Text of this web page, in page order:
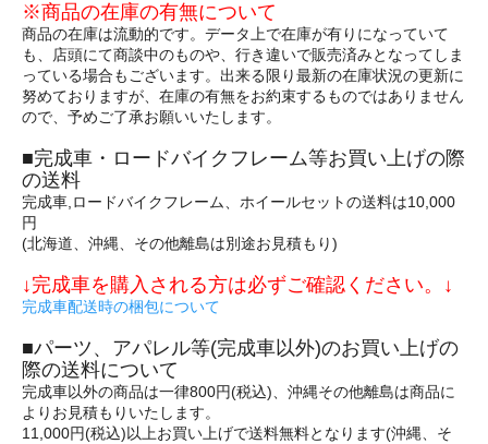
※商品の在庫の有無について
商品の在庫は流動的です。データ上で在庫が有りになっていて
も、店頭にて商談中のものや、行き違いで販売済みとなってしま
っている場合もございます。出来る限り最新の在庫状況の更新に
努めておりますが、在庫の有無をお約束するものではありません
ので、予めご了承お願いいたします。
■完成車・ロードバイクフレーム等お買い上げの際
の送料
完成車,ロードバイクフレーム、ホイールセットの送料は10,000
円
(北海道、沖縄、その他離島は別途お見積もり)
↓完成車を購入される方は必ずご確認ください。↓
完成車配送時の梱包について
■パーツ、アパレル等(完成車以外)のお買い上げの
際の送料について
完成車以外の商品は一律800円(税込)、沖縄その他離島は商品に
よりお見積もりいたします。
11,000円(税込)以上お買い上げで送料無料となります(沖縄、そ